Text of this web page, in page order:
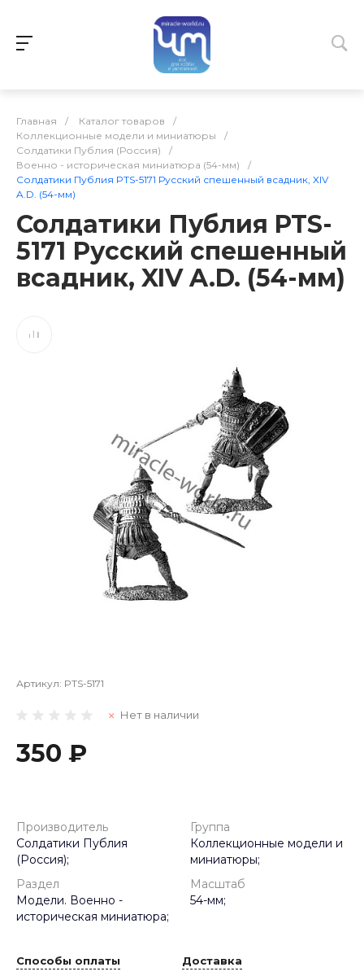
Главная / Каталог товаров
/
Коллекционные модели и миниатюры
/
Солдатики Публия (Россия)
/
Военно - историческая миниатюра (54-мм)
/
Солдатики Публия PTS-5171 Русский спешенный всадник, XIV
A.D. (54-мм)
Солдатики Публия PTS-
5171 Русский спешенный
всадник, XIV A.D. (54-мм)
Артикул: PTS-5171
Нет в наличии
350 ₽
Производитель
Солдатики Публия
(Россия);
Группа
Коллекционные модели и
миниатюры;
Раздел
Модели. Военно -
историческая миниатюра;
Масштаб
54-мм;
Способы оплаты Доставка